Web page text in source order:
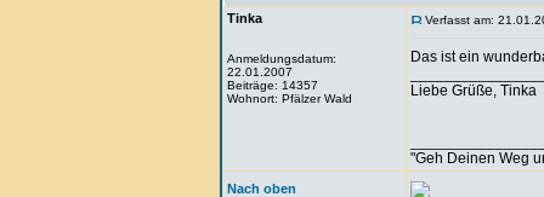
Tinka
Anmeldungsdatum:
22.01.2007
Beiträge: 14357
Wohnort: Pfälzer Wald
Verfasst am:
Das ist ein
Liebe Grüße, Tinka
"Geh Deinen Weg
Nach oben